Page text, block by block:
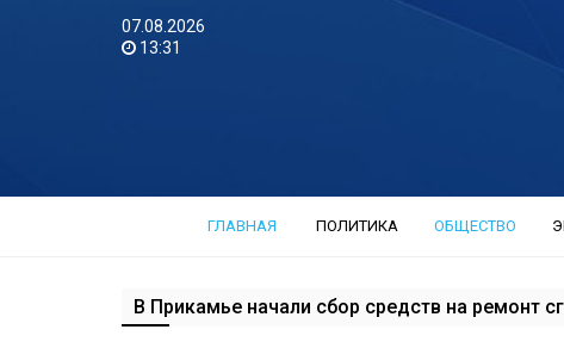
07.08.2026
13:31
ГЛАВНАЯ ПОЛИТИКА ОБЩЕСТВО
В Прикамье начали сбор средств на ремонт